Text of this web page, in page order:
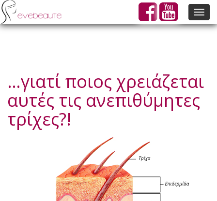
…γιατί ποιος χρειάζεται
αυτές τις ανεπιθύμητες
τρίχες?!